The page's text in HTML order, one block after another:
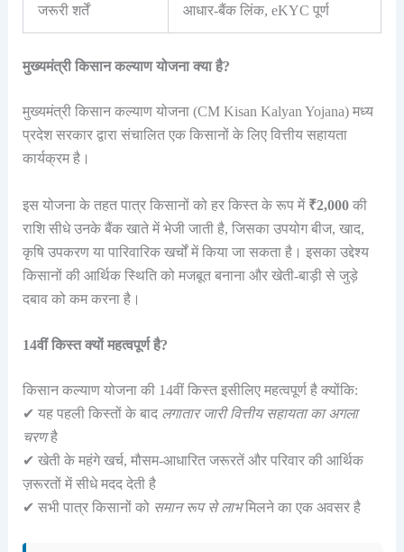
जरूरी शर्तें आधार-बैंक लिंक, eKYC पूर्ण
मुख्यमंत्री किसान कल्याण योजना क्या है?
मुख्यमंत्री किसान कल्याण योजना (CM Kisan Kalyan Yojana) मध्य
प्रदेश सरकार द्वारा संचालित एक किसानों के लिए वित्तीय सहायता
कार्यक्रम है।
इस योजना के तहत पात्र किसानों को हर किस्त के रूप में ₹2,000की
राशि सीधे उनके बैंक खाते में भेजी जाती है, जिसका उपयोग बीज, खाद,
कृषि उपकरण या पारिवारिक खर्चों में किया जा सकता है। इसका उद्देश्य
किसानों की आर्थिक स्थिति को मजबूत बनाना और खेती-बाड़ी से जुड़े
दबाव को कम करना है।
14वीं किस्त क्यों महत्वपूर्ण है?
किसान कल्याण योजना की 14वीं किस्त इसीलिए महत्वपूर्ण है क्योंकि:
✔ यह पहली किस्तों के बाद लगातार जारी वित्तीय सहायता का अगला
चरणहै
✔ खेती के महंगे खर्च, मौसम-आधारित जरूरतें और परिवार की आर्थिक
ज़रूरतों में सीधे मदद देती है
✔ सभी पात्र किसानों को समान रूप से लाभमिलने का एक अवसर है